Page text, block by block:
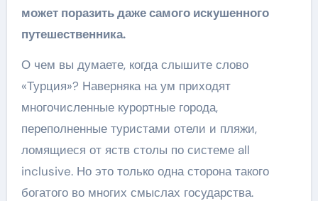
может поразить даже самого искушенного
путешественника.
О чем вы думаете, когда слышите слово
«Турция»? Наверняка на ум приходят
многочисленные курортные города,
переполненные туристами отели и пляжи,
ломящиеся от яств столы по системе all
inclusive. Но это только одна сторона такого
богатого во многих смыслах государства.